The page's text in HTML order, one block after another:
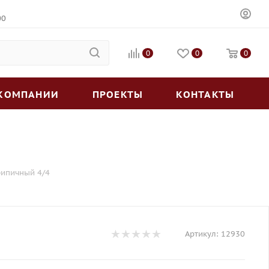
0 0 0
ПРОЕКТЫ КОНТАКТЫ
4/4
Артикул: 12930